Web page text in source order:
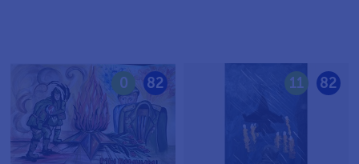
82
0 82
11